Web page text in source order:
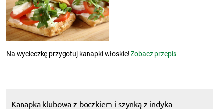
Na wycieczkę przygotuj kanapki włoskie!Zobacz przepis
Kanapka klubowa z boczkiem i szynką z indyka